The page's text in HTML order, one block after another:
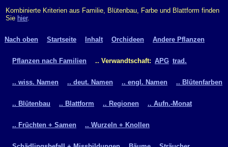
Kombinierte Kriterien aus Familie, Blütenbau, Farbe und Blattform finden
Sie hier.
Nach oben Startseite Inhalt Orchideen Andere Pflanzen
Pflanzen nach Familien .. Verwandtschaft: APG trad.
.. wiss. Namen .. deut. Namen .. engl. Namen .. Blütenfarben
.. Blütenbau .. Blattform .. Regionen .. Aufn.-Monat
.. Früchten + Samen .. Wurzeln + Knollen